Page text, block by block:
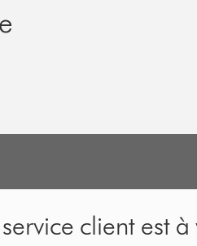
client est